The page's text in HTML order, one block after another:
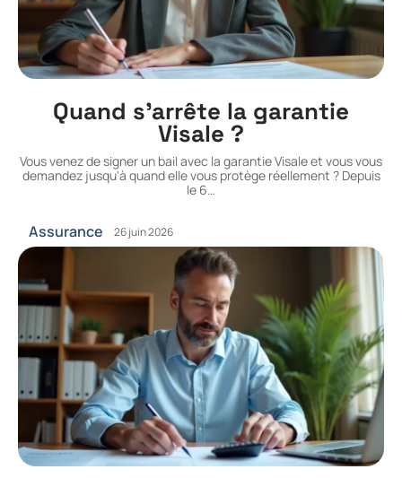
Quand s’arrête la garantie
Visale ?
Vous venez de signer un bail avec la garantie Visale et vous vous
demandez jusqu'à quand elle vous protège réellement ? Depuis
le 6…
Assurance 26 juin 2026